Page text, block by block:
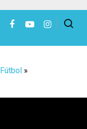
Fútbol»